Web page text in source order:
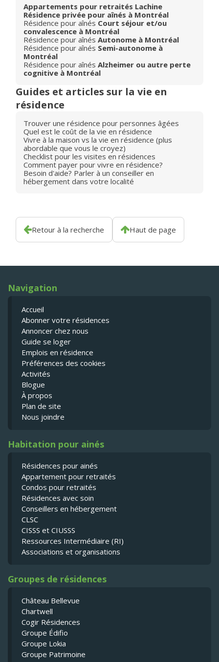
Appartements pour retraités Lachine
Résidence privée pour aînés à Montréal
Résidence pour aînés Court séjour et/ou
convalescence à Montréal
Résidence pour aînés Autonome à Montréal
Résidence pour aînés Semi-autonome à
Montréal
Résidence pour aînés Alzheimer ou autre perte
cognitive à Montréal
Guides et articles sur la vie en
résidence
Trouver une résidence pour personnes âgées
Quel est le coût de la vie en résidence
Vivre à la maison vs la vie en résidence (plus
abordable que vous le croyez)
Checklist pour les visites en résidences
Comment payer pour vivre en résidence?
Besoin d'aide? Parler à un conseiller en
hébergement dans votre localité
Retour à la recherche Haut de page
Navigation
Accueil
Abonner votre résidences
Annoncer chez nous
Guide se loger
Emplois en résidence
Préférences des cookies
Activités
Blogue
À propos
Plan de site
Nous joindre
Habitation pour ainés
Résidences pour ainés
Appartement pour retraités
Condos pour retraités
Résidences avec soin
Conseillers en hébergement
CLSC
CISSS et CIUSSS
Ressources Intermédiaire (RI)
Associations et organisations
Groupes de résidences
Château Bellevue
Chartwell
Cogir Résidences
Groupe Édifio
Groupe Lokia
Groupe Patrimoine